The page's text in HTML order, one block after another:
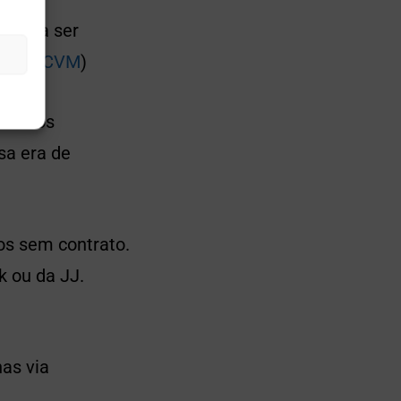
a ser
(
CVM)
aos
era de
sem contrato.
ou da JJ.
via